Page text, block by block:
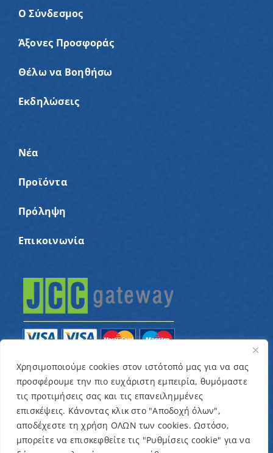
Χρησιμοποιούμε cookies στον ιστότοπό μας για να σας
προσφέρουμε την πιο ευχάριστη εμπειρία, θυμόμαστε
τις προτιμήσεις σας και τις επανειλημμένες
επισκέψεις. Κάνοντας κλικ στο "Αποδοχή όλων",
αποδέχεστε τη χρήση ΟΛΩΝ των cookies. Ωστόσο,
μπορείτε να επισκεφθείτε τις "Ρυθμίσεις cookie" για να
Ο Σύνδεσμος
Άξονες Προσφοράς
Θέλω να Βοηθήσω
Εκδηλώσεις
Νέα
Προϊόντα
Πρόληψη
Επικοινωνία
© Copyright 2022 – Παγκύπριος Σύνδεσμος για
παιδιά με καρκίνο και συναφείς παθήσεις «Ένα
Όνειρο Μια Ευχή» / Designed & Developed byNETinfo
Plc